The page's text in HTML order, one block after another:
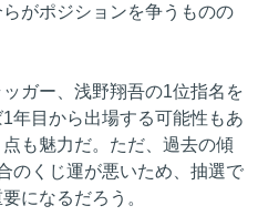
がポジションを争うものの
ガー、浅野翔吾の1位指名を
年目から出場する可能性もあ
も魅力だ。ただ、過去の傾
のくじ運が悪いため、抽選で
になるだろう。